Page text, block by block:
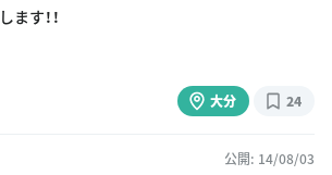
す！！
大分 24
公開: 14/08/03